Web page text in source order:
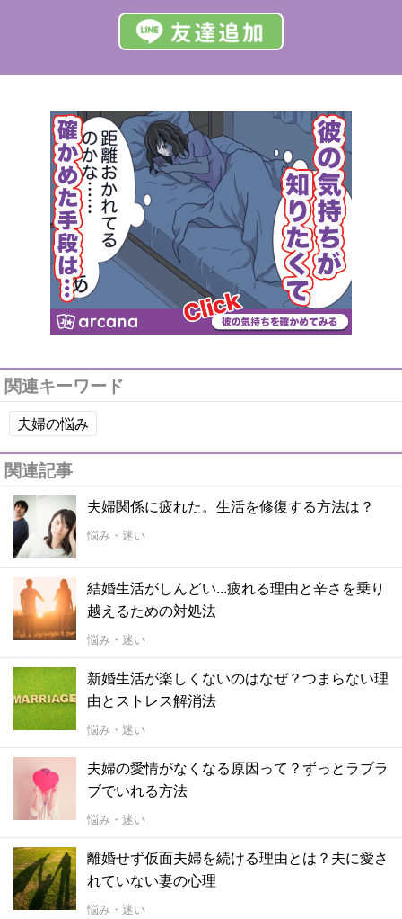
関連キーワード
夫婦の悩み
関連記事
夫婦関係に疲れた。生活を修復する方法は？
悩み・迷い
結婚生活がしんどい...疲れる理由と辛さを乗り
越えるための対処法
悩み・迷い
新婚生活が楽しくないのはなぜ？つまらない理
由とストレス解消法
悩み・迷い
夫婦の愛情がなくなる原因って？ずっとラブラ
ブでいれる方法
悩み・迷い
離婚せず仮面夫婦を続ける理由とは？夫に愛さ
れていない妻の心理
悩み・迷い